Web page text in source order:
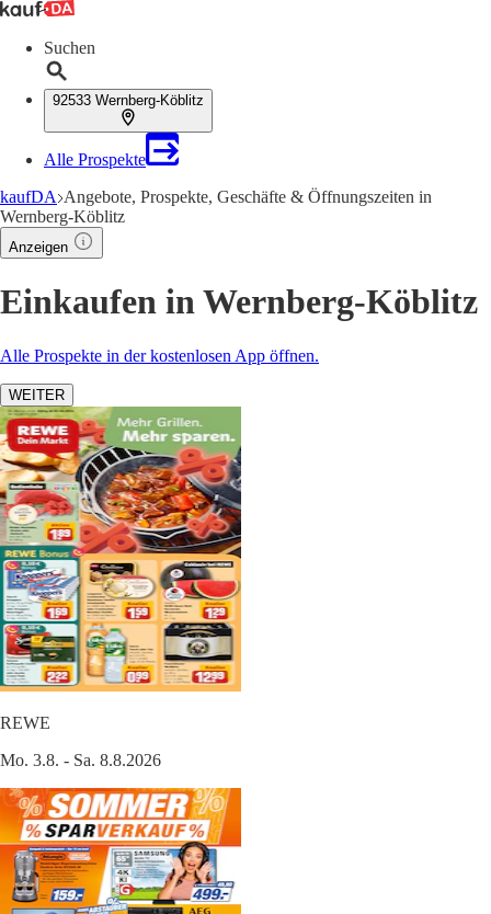
Suchen
92533 Wernberg-Köblitz
Alle Prospekte
kaufDA Angebote, Prospekte, Geschäfte & Öffnungszeiten in
Wernberg-Köblitz
Anzeigen
Einkaufen in Wernberg-Köblitz
Alle Prospekte in der kostenlosen App öffnen.
WEITER
REWE
Mo. 3.8. - Sa. 8.8.2026